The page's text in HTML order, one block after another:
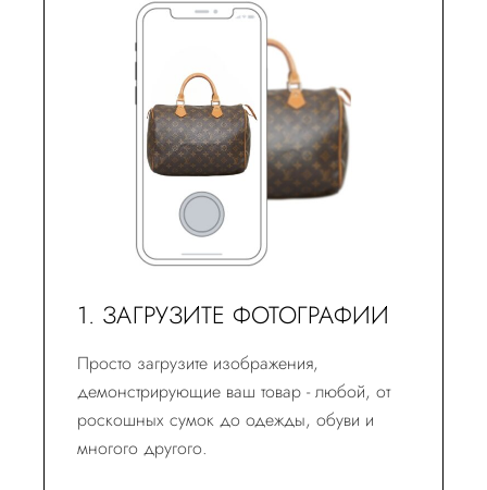
1. ЗАГРУЗИТЕ ФОТОГРАФИИ
Просто загрузите изображения,
демонстрирующие ваш товар - любой, от
роскошных сумок до одежды, обуви и
многого другого.